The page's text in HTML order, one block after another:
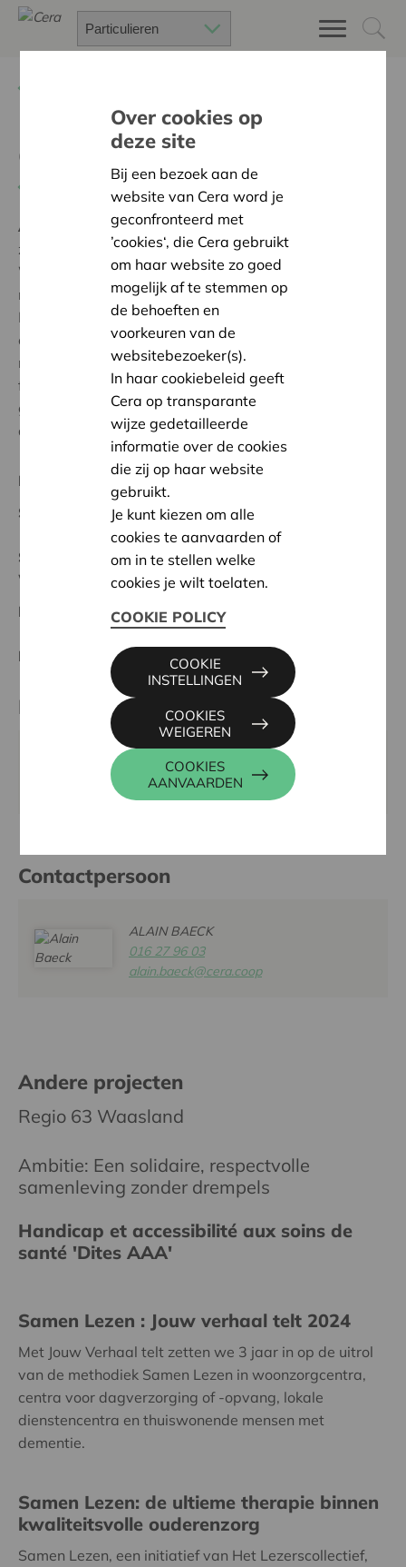
CircusPret - PDK Plus
Terug naar overzicht
Ambitie:
Een solidaire, respectvolle samenleving
zonder drempels
Wij kregen voor ons circusevenement, voor mensen
met een verstandelijke beperking, steun van Cera.
Dankzij deze steun hadden wij de mogelijkheid om
echte circusartiesten in te huren, de beleving zo groot
mogelijk te maken en onze vrijwilligers ook een hele
fijne dag te bezorgen. Iedereen heeft zichtbaar
genoten, zonder Cera was het niet mogelijk geweest
dit mooie project te realiseren.
Regionaal Project
Startdatum:
20/02/2024
Status:
Volledig
Waasland
Datum:
20/02/2024
Beslissing: Goedgekeurd
Partner
CIRCUSPRET, LEO HEYMANSTRAAT 5, 9150
BEVEREN-KRUIBEKE-ZWIJNDRECHT
Contactpersoon
ALAIN BAECK
016 27 96 03
alain.baeck@cera.coop
Andere projecten
Regio 63 Waasland
Ambitie: Een solidaire, respectvolle
samenleving zonder drempels
Handicap et accessibilité aux soins de
santé 'Dites AAA'
Samen Lezen : Jouw verhaal telt 2024
Met Jouw Verhaal telt zetten we 3 jaar in op de uitrol
van de methodiek Samen Lezen in woonzorgcentra,
centra voor dagverzorging of -opvang, lokale
dienstencentra en thuiswonende mensen met
dementie.
Samen Lezen: de ultieme therapie binnen
kwaliteitsvolle ouderenzorg
Samen Lezen, een initiatief van Het Lezerscollectief,
Over cookies op
deze site
Bij een bezoek aan de
website van Cera word je
geconfronteerd met
’cookies‘, die Cera gebruikt
om haar website zo goed
mogelijk af te stemmen op
de behoeften en
voorkeuren van de
websitebezoeker(s).
In haar cookiebeleid geeft
Cera op transparante
wijze gedetailleerde
informatie over de cookies
die zij op haar website
gebruikt.
Je kunt kiezen om alle
cookies te aanvaarden of
om in te stellen welke
cookies je wilt toelaten.
COOKIE POLICY
COOKIES
AANVAARDEN
COOKIES
WEIGEREN
COOKIE
INSTELLINGEN